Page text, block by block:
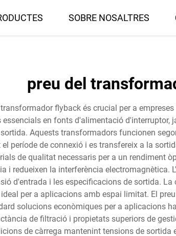
SOBRE NOSALTRES
preu del
flyback és crucial per a
en fonts d'alimentació
Aquests transformadors funcionen
període de connexió i es transfereix a la
de qualitat necessaris per a un rendiment
i redueixen la interferència
d'entrada i les especificacions de sortida.
per a aplicacions amb espai limitat. El
solucions econòmiques per a aplicacions
de filtració i propietats superiors de
de càrrega mantenint tensions de